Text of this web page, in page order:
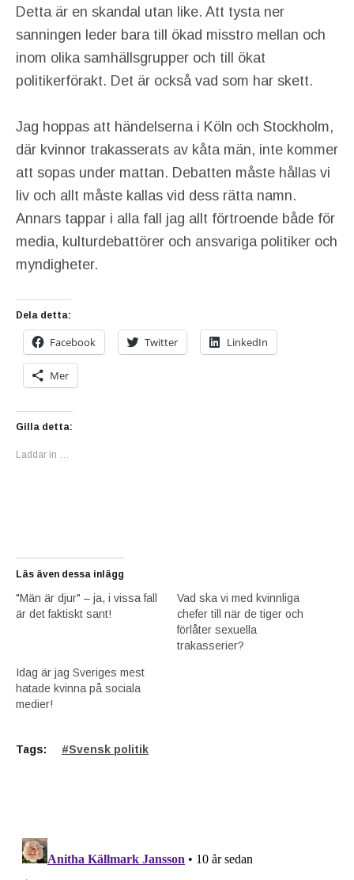
Detta är en skandal utan like. Att tysta ner
sanningen leder bara till ökad misstro mellan och
inom olika samhällsgrupper och till ökat
politikerförakt. Det är också vad som har skett.
Jag hoppas att händelserna i Köln och Stockholm,
där kvinnor trakasserats av kåta män, inte kommer
att sopas under mattan. Debatten måste hållas vi
liv och allt måste kallas vid dess rätta namn.
Annars tappar i alla fall jag allt förtroende både för
media, kulturdebattörer och ansvariga politiker och
myndigheter.
Dela detta:
Facebook Twitter LinkedIn
Mer
Gilla detta:
Laddar in …
Läs även dessa inlägg
"Män är djur" – ja, i vissa fall
är det faktiskt sant!
Vad ska vi med kvinnliga
chefer till när de tiger och
förlåter sexuella
trakasserier?
Idag är jag Sveriges mest
hatade kvinna på sociala
medier!
Tags: Svensk politik